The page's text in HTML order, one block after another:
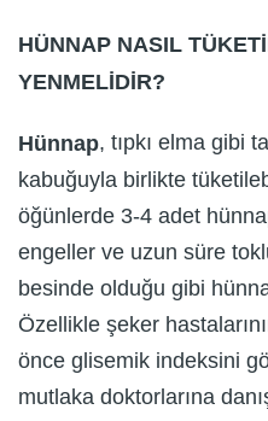
HÜNNAP NASIL
YENMELİDİR?
Hünnap, tıpkı elma gibi
kabuğuyla birlikte
öğünlerde 3-4 adet
engeller ve uzun süre
besinde olduğu gibi
Özellikle şeker
önce glisemik indeksini
mutlaka doktorlarına